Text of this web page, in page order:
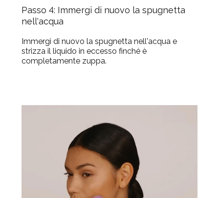
Passo 4: Immergi di nuovo la spugnetta
nell'acqua
Immergi di nuovo la spugnetta nell'acqua e
strizza il liquido in eccesso finché è
completamente zuppa.